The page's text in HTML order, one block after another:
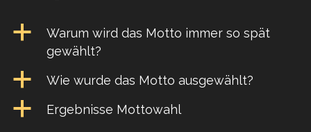
a
Warum wird das Motto immer so spät
gewählt?
a Wie wurde das Motto ausgewählt?
a Ergebnisse Mottowahl